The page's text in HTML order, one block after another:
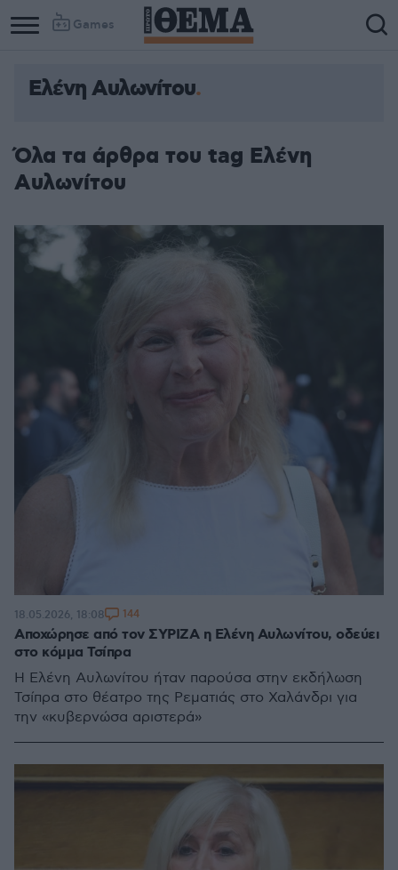
Games
Column
Column
Ελένη Αυλωνίτου
Όλα τα άρθρα του tag Ελένη
Αυλωνίτου
Αποχώρησε από τον ΣΥΡΙΖΑ η Ελένη Αυλωνίτου, οδεύει
στο κόμμα Τσίπρα
Η Ελένη Αυλωνίτου ήταν παρούσα στην εκδήλωση
Τσίπρα στο θέατρο της Ρεματιάς στο Χαλάνδρι για
την «κυβερνώσα αριστερά»
18.05.2026, 18:08 144